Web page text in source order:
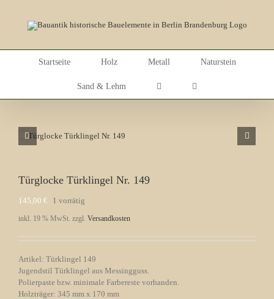
Startseite Holz Metall Naturstein
Sand & Lehm
Türglocke Türklingel Nr. 149
145,00 € 1 vorrätig
inkl. 19 % MwSt. zzgl. Versandkosten
Artikel: Türklingel 149
Jugendstil Türklingel aus Messingguss.
Polierpaste bzw. minimale Farbereste vorhanden.
Holzträger: 345 mm x 170 mm